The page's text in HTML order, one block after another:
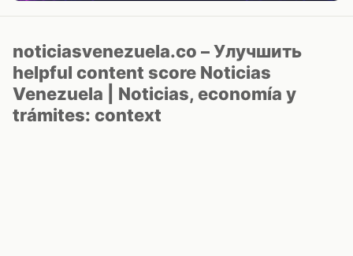
noticiasvenezuela.co – Улучшить
helpful content score Noticias
Venezuela | Noticias, economía y
trámites: context